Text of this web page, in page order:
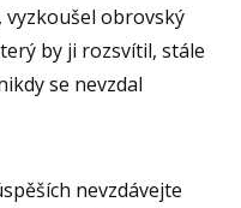
vyzkoušel obrovský
by ji rozsvítil, stále
se nevzdal
nevzdávejte